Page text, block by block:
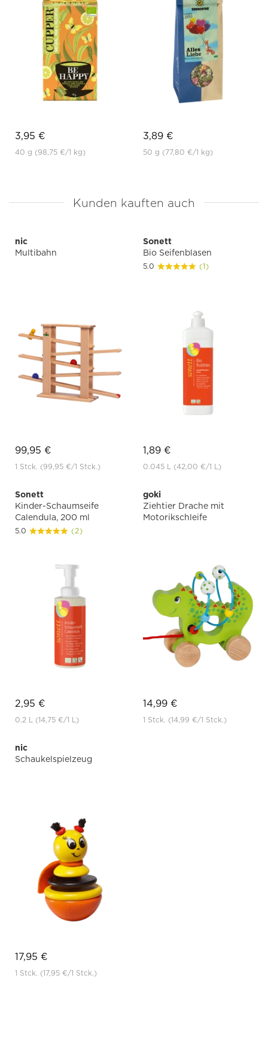
3,95 €
40 g (98,75 €/1 kg)
3,89 €
50 g (77,80 €/1 kg)
Kunden kauften auch
nic
Multibahn
99,95 €
1 Stck. (99,95 €/1 Stck.)
Sonett
Bio Seifenblasen
5.0 (1)
1,89 €
0.045 L (42,00 €/1 L)
Sonett
Kinder-Schaumseife
Calendula, 200 ml
5.0 (2)
2,95 €
0.2 L (14,75 €/1 L)
goki
Ziehtier Drache mit
Motorikschleife
14,99 €
1 Stck. (14,99 €/1 Stck.)
nic
Schaukelspielzeug
17,95 €
1 Stck. (17,95 €/1 Stck.)